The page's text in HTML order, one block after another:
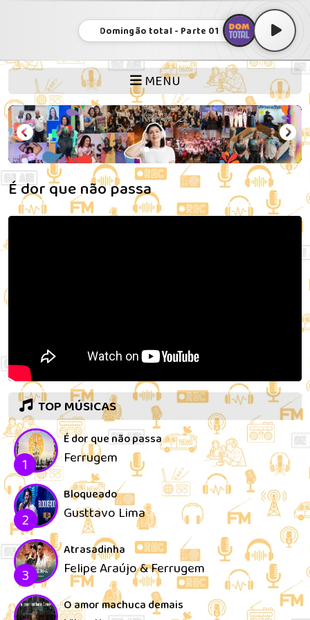
Domingão total - Parte 01
MENU
É dor que não passa
TOP MÚSICAS
1
É dor que não passa
Ferrugem
2
Bloqueado
Gusttavo Lima
3
Atrasadinha
Felipe Araújo & Ferrugem
O amor machuca demais